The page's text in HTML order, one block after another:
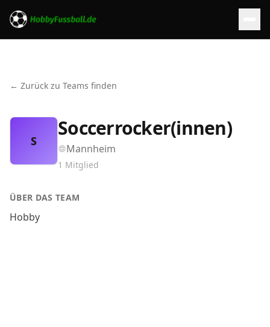
← Zurück zu Teams finden
S
Soccerrocker(innen)
Mannheim
1 Mitglied
ÜBER DAS TEAM
Hobby